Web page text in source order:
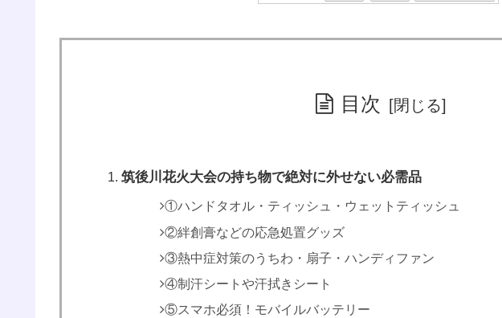
目次
筑後川花火大会の持ち物で絶対に外せない必需品
①ハンドタオル・ティッシュ・ウェットティッシュ
②絆創膏などの応急処置グッズ
③熱中症対策のうちわ・扇子・ハンディファン
④制汗シートや汗拭きシート
⑤スマホ必須！モバイルバッテリー